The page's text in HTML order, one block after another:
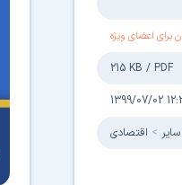
برای اعضای ویژه
215 KB / PDF
1399/07/02
سایر اقتصادی